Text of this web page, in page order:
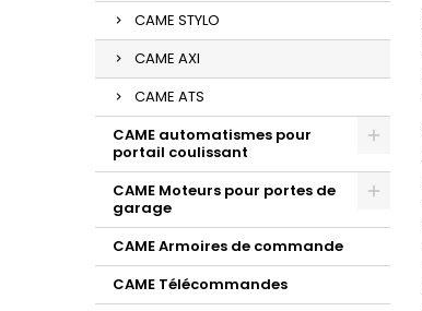
CAME STYLO
CAME AXI
CAME ATS
CAME automatismes pour
portail coulissant
CAME Moteurs pour portes de
garage
CAME Armoires de commande
CAME Télécommandes